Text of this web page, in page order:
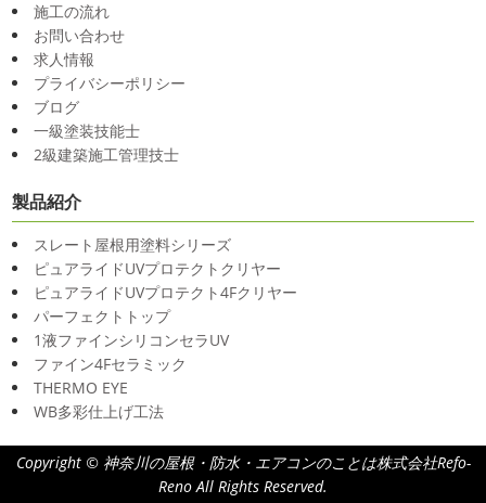
施工の流れ
お問い合わせ
求人情報
プライバシーポリシー
ブログ
一級塗装技能士
2級建築施工管理技士
製品紹介
スレート屋根用塗料シリーズ
ピュアライドUVプロテクトクリヤー
ピュアライドUVプロテクト4Fクリヤー
パーフェクトトップ
1液ファインシリコンセラUV
ファイン4Fセラミック
THERMO EYE
WB多彩仕上げ工法
Copyright © 神奈川の屋根・防水・エアコンのことは株式会社Refo-
Reno All Rights Reserved.